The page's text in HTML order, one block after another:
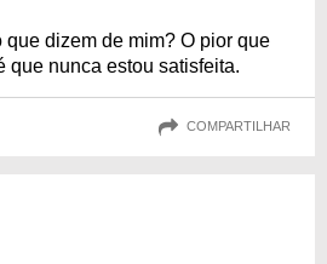
que dizem de mim? O pior que
que nunca estou satisfeita.
COMPARTILHAR